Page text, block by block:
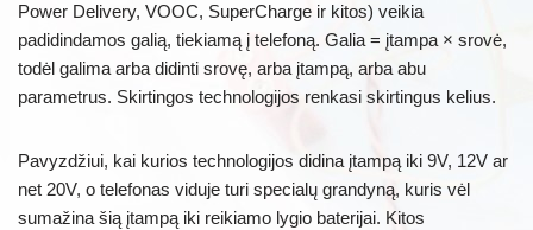
Power Delivery, VOOC, SuperCharge ir kitos) veikia
padidindamos galią, tiekiamą į telefoną. Galia = įtampa × srovė,
todėl galima arba didinti srovę, arba įtampą, arba abu
parametrus. Skirtingos technologijos renkasi skirtingus kelius.
Pavyzdžiui, kai kurios technologijos didina įtampą iki 9V, 12V ar
net 20V, o telefonas viduje turi specialų grandyną, kuris vėl
sumažina šią įtampą iki reikiamo lygio baterijai. Kitos